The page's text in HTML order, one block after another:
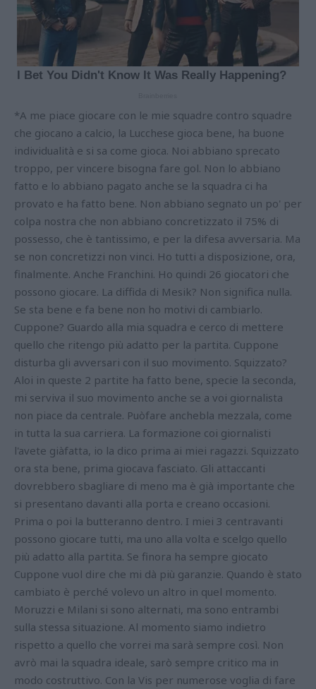
*A me piace giocare con le mie squadre contro squadre
che giocano a calcio, la Lucchese gioca bene, ha buone
individualità e si sa come gioca. Noi abbiano sprecato
troppo, per vincere bisogna fare gol. Non lo abbiano
fatto e lo abbiano pagato anche se la squadra ci ha
provato e ha fatto bene. Non abbiano segnato un po' per
colpa nostra che non abbiano concretizzato il 75% di
possesso, che è tantissimo, e per la difesa avversaria. Ma
se non concretizzi non vinci. Ho tutti a disposizione, ora,
finalmente. Anche Franchini. Ho quindi 26 giocatori che
possono giocare. La diffida di Mesik? Non significa nulla.
Se sta bene e fa bene non ho motivi di cambiarlo.
Cuppone? Guardo alla mia squadra e cerco di mettere
quello che ritengo più adatto per la partita. Cuppone
disturba gli avversari con il suo movimento. Squizzato?
Aloi in queste 2 partite ha fatto bene, specie la seconda,
mi serviva il suo movimento anche se a voi giornalista
non piace da centrale. Puòfare anchebla mezzala, come
in tutta la sua carriera. La formazione coi giornalisti
l'avete giàfatta, io la dico prima ai miei ragazzi. Squizzato
ora sta bene, prima giocava fasciato. Gli attaccanti
dovrebbero sbagliare di meno ma è già importante che
si presentano davanti alla porta e creano occasioni.
Prima o poi la butteranno dentro. I miei 3 centravanti
possono giocare tutti, ma uno alla volta e scelgo quello
più adatto alla partita. Se finora ha sempre giocato
Cuppone vuol dire che mi dà più garanzie. Quando è stato
cambiato è perché volevo un altro in quel momento.
Moruzzi e Milani si sono alternati, ma sono entrambi
sulla stessa situazione. Al momento siamo indietro
rispetto a quello che vorrei ma sarà sempre così. Non
avrò mai la squadra ideale, sarò sempre critico ma in
modo costruttivo. Con la Vis per numerose voglia di fare